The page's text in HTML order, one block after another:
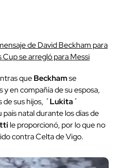
de David Beckham para
se arregló para Messi
queBeckhamse
en compañía de su esposa,
de sus hijos, ´Lukita´
natal durante los días de
le proporcionó, por lo que no
contra Celta de Vigo.